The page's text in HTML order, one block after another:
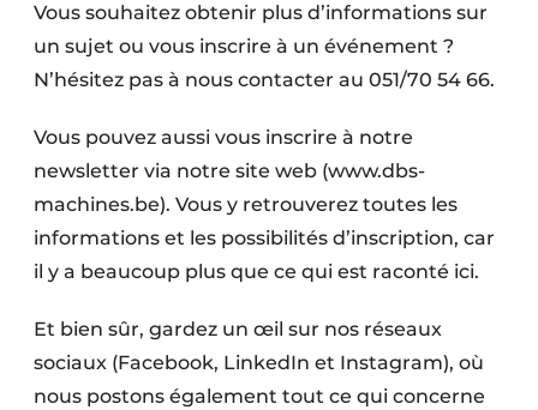
Vous souhaitez obtenir plus d’informations sur
un sujet ou vous inscrire à un événement ?
N’hésitez pas à nous contacter au 051/70 54 66.
Vous pouvez aussi vous inscrire à notre
newsletter via notre site web (www.dbs-
machines.be). Vous y retrouverez toutes les
informations et les possibilités d’inscription, car
il y a beaucoup plus que ce qui est raconté ici.
Et bien sûr, gardez un œil sur nos réseaux
sociaux (Facebook, LinkedIn et Instagram), où
nous postons également tout ce qui concerne